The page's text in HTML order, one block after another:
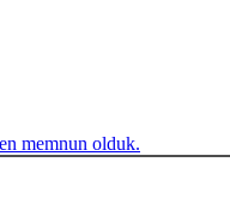
memnun olduk.